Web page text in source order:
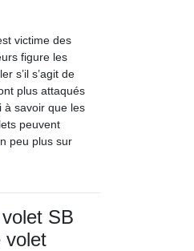
victime des
figure les
s’il s’agit de
plus attaqués
à savoir que les
peuvent
peu plus sur
SB
volet